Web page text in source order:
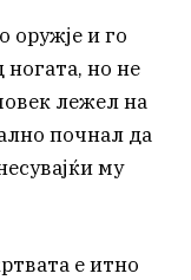
оружје и го
но не
лежел на
почнал да
му
е итно